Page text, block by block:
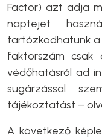
Factor) azt adja
naptejet
tartózkodhatunk a
faktorszám csak
védőhatásról ad
sugárzással
tájékoztatást –
A következő